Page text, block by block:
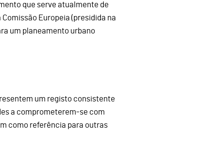
que serve atualmente de
Europeia (presidida na
um planeamento urbano
um registo consistente
a comprometerem-se com
como referência para outras